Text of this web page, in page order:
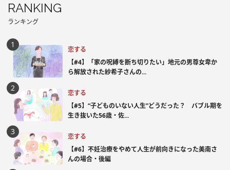
RANKING
ランキング
恋する
【#4】「家の呪縛を断ち切りたい」地元の男尊女卑か
ら解放された紗希子さんの...
恋する
【#5】“子どものいない人生”どうだった？ バブル期を
生き抜いた56歳・佐...
恋する
【#6】不妊治療をやめて人生が前向きになった美南さ
んの場合・後編